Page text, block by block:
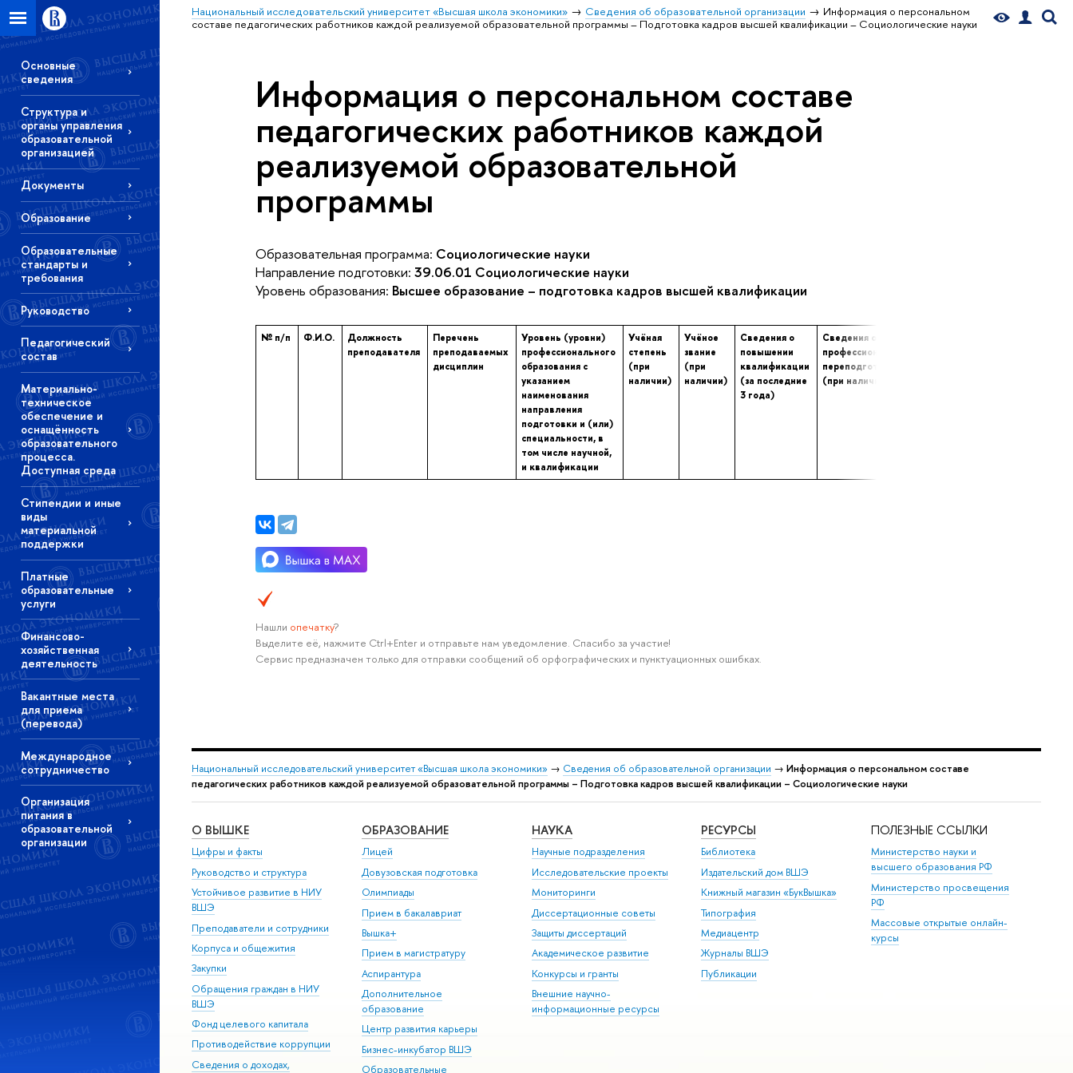
Национальный исследовательский университет «Высшая школа экономики» Сведения об образовательной организации
Информация о персональном
составе педагогических работников каждой реализуемой образовательной программы – Подготовка кадров высшей квалификации – Социологические науки
Основные
сведения
Структура и
органы управления
образовательной
организацией
Документы
Образование
Образовательные
стандарты и
требования
Руководство
Педагогический
состав
Материально-
техническое
обеспечение и
оснащённость
образовательного
процесса.
Доступная среда
Стипендии и иные
виды
материальной
поддержки
Платные
образовательные
услуги
Финансово-
хозяйственная
деятельность
Вакантные места
для приема
(перевода)
Международное
сотрудничество
Организация
питания в
образовательной
организации
Информация о персональном составе
педагогических работников каждой
реализуемой образовательной
программы
Образовательная программа: Социологические науки
Направление подготовки: 39.06.01 Социологические науки
Уровень образования: Высшее образование – подготовка кадров высшей квалификации
№ п/п Ф.И.О.
Должность
преподавателя
Перечень
преподаваемых
дисциплин
Уровень (уровни)
профессионального
образования с
указанием
наименования
направления
подготовки и (или)
специальности, в
том числе научной,
и квалификации
Учёная
степень
(при
наличии)
Учёное
звание
(при
наличии)
Сведения о
повышении
квалификации
(за последние
3 года)
Сведения о
профессиональной
переподготовке
(при наличии)
Нашли опечатку?
Выделите её, нажмите Ctrl+Enter и отправьте нам уведомление. Спасибо за участие!
Сервис предназначен только для отправки сообщений об орфографических и пунктуационных ошибках.
Национальный исследовательский университет «Высшая школа экономики» → Сведения об образовательной организации → Информация о персональном составе
педагогических работников каждой реализуемой образовательной программы – Подготовка кадров высшей квалификации – Социологические науки
О ВЫШКЕ
Цифры и факты
Руководство и структура
Устойчивое развитие в НИУ
ВШЭ
Преподаватели и сотрудники
Корпуса и общежития
Закупки
Обращения граждан в НИУ
ВШЭ
Фонд целевого капитала
Противодействие коррупции
Сведения о доходах,
ОБРАЗОВАНИЕ
Лицей
Довузовская подготовка
Олимпиады
Прием в бакалавриат
Вышка+
Прием в магистратуру
Аспирантура
Дополнительное
образование
Центр развития карьеры
Бизнес-инкубатор ВШЭ
Образовательные
НАУКА
Научные подразделения
Исследовательские проекты
Мониторинги
Диссертационные советы
Защиты диссертаций
Академическое развитие
Конкурсы и гранты
Внешние научно-
информационные ресурсы
РЕСУРСЫ
Библиотека
Издательский дом ВШЭ
Книжный магазин «БукВышка»
Типография
Медиацентр
Журналы ВШЭ
Публикации
ПОЛЕЗНЫЕ ССЫЛКИ
Министерство науки и
высшего образования РФ
Министерство просвещения
РФ
Массовые открытые онлайн-
курсы